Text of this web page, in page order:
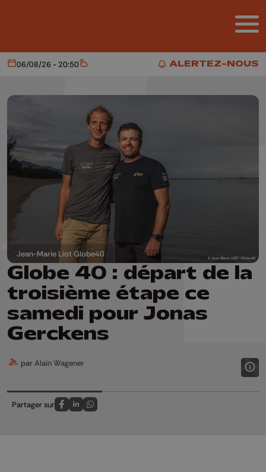
ALERTEZ-NOUS
ALERTEZ-NOUS
Aujourd'hui
06/08/26 - 20:50 Météo
Globe 40 : départ de la
troisième étape ce
samedi pour Jonas
Gerckens
par Alain Wagener
Partager sur
Partagez sur FaceBook
Partagez sur LinkedIn
Partagez sur Whatsapp
Jean-Marie Liot Globe40